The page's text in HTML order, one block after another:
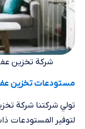
شركة تخزين
مستودعات تخزين
تولي شركتنا شركة
لتوفير المستودعات